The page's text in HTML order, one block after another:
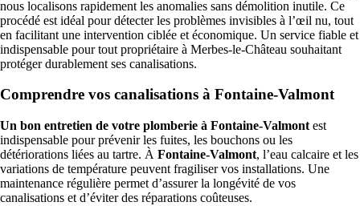
nous localisons rapidement les anomalies sans démolition inutile. Ce
procédé est idéal pour détecter les problèmes invisibles à l’œil nu, tout
en facilitant une intervention ciblée et économique. Un service fiable et
indispensable pour tout propriétaire à Merbes-le-Château souhaitant
protéger durablement ses canalisations.
Comprendre vos canalisations à Fontaine-Valmont
Un bon entretien de votre plomberie à Fontaine-Valmont est
indispensable pour prévenir les fuites, les bouchons ou les
détériorations liées au tartre. À Fontaine-Valmont, l’eau calcaire et les
variations de température peuvent fragiliser vos installations. Une
maintenance régulière permet d’assurer la longévité de vos
canalisations et d’éviter des réparations coûteuses.